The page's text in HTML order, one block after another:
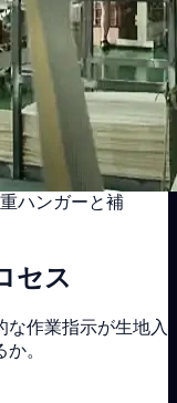
ハンガーと補
セス
な作業指示が生地入
。